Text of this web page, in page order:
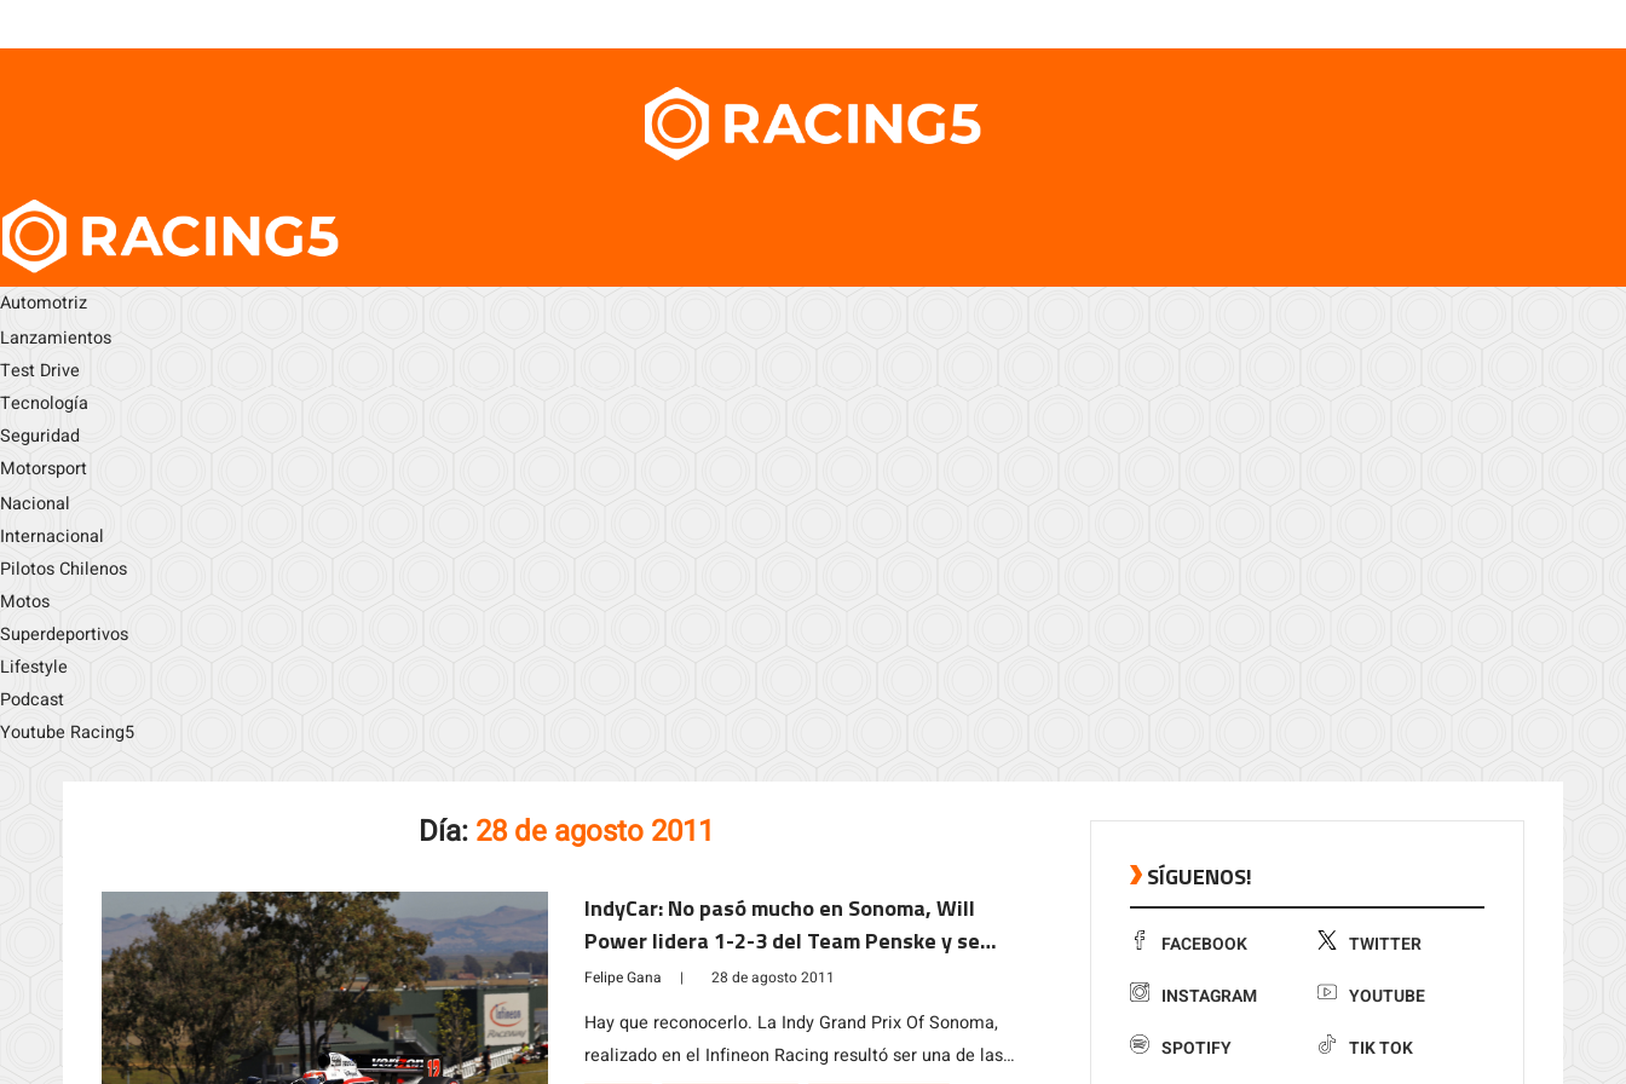
Automotriz
Lanzamientos
Test Drive
Tecnología
Seguridad
Motorsport
Nacional
Internacional
Pilotos Chilenos
Motos
Superdeportivos
Lifestyle
Podcast
Youtube Racing5
Día: 28 de agosto 2011
IndyCar: No pasó mucho en Sonoma, Will
Power lidera 1-2-3 del Team Penske y se
acerca a Franchitti en el campeonato
Felipe Gana | 28 de agosto 2011
Hay que reconocerlo. La Indy Grand Prix Of Sonoma,
realizado en el Infineon Racing resultó ser una de las
SÍGUENOS!
FACEBOOK TWITTER
INSTAGRAM YOUTUBE
SPOTIFY TIK TOK